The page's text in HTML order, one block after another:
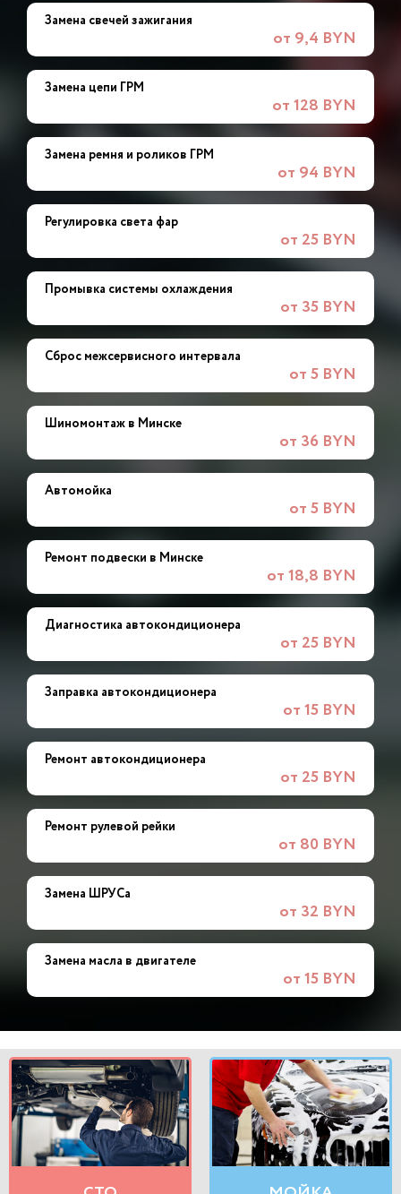
Замена свечей зажигания
от 9,4 BYN
Замена цепи ГРМ
от 128 BYN
Замена ремня и роликов ГРМ
от 94 BYN
Регулировка света фар
от 25 BYN
Промывка системы охлаждения
от 35 BYN
Сброс межсервисного интервала
от 5 BYN
Шиномонтаж в Минске
от 36 BYN
Автомойка
от 5 BYN
Ремонт подвески в Минске
от 18,8 BYN
Диагностика автокондиционера
от 25 BYN
Заправка автокондиционера
от 15 BYN
Ремонт автокондиционера
от 25 BYN
Ремонт рулевой рейки
от 80 BYN
Замена ШРУСа
от 32 BYN
Замена масла в двигателе
от 15 BYN